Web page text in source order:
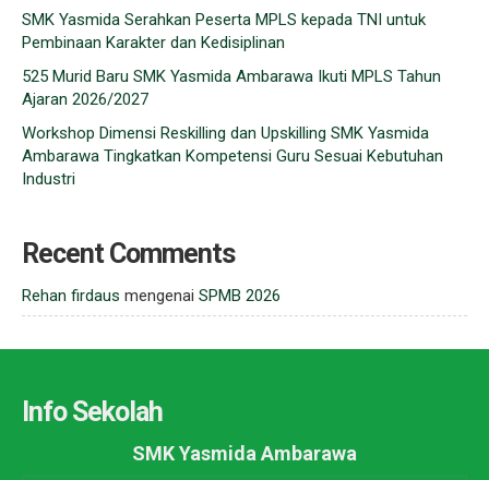
SMK Yasmida Serahkan Peserta MPLS kepada TNI untuk
Pembinaan Karakter dan Kedisiplinan
525 Murid Baru SMK Yasmida Ambarawa Ikuti MPLS Tahun
Ajaran 2026/2027
Workshop Dimensi Reskilling dan Upskilling SMK Yasmida
Ambarawa Tingkatkan Kompetensi Guru Sesuai Kebutuhan
Industri
Recent Comments
Rehan firdaus mengenai SPMB 2026
Info Sekolah
SMK Yasmida Ambarawa